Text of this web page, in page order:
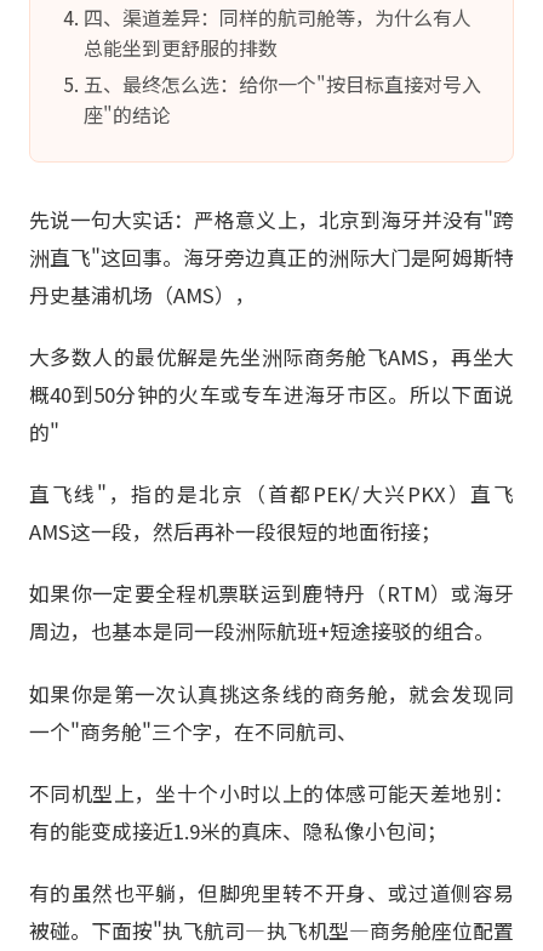
四、渠道差异：同样的航司舱等，为什么有人
总能坐到更舒服的排数
五、最终怎么选：给你一个"按目标直接对号入
座"的结论
先说一句大实话：严格意义上，北京到海牙并没有"跨
洲直飞"这回事。海牙旁边真正的洲际大门是阿姆斯特
丹史基浦机场（AMS），
大多数人的最优解是先坐洲际商务舱飞AMS，再坐大
概40到50分钟的火车或专车进海牙市区。所以下面说
的"
直飞线"，指的是北京（首都PEK/大兴PKX）直飞
AMS这一段，然后再补一段很短的地面衔接；
如果你一定要全程机票联运到鹿特丹（RTM）或海牙
周边，也基本是同一段洲际航班+短途接驳的组合。
如果你是第一次认真挑这条线的商务舱，就会发现同
一个"商务舱"三个字，在不同航司、
不同机型上，坐十个小时以上的体感可能天差地别：
有的能变成接近1.9米的真床、隐私像小包间；
有的虽然也平躺，但脚兜里转不开身、或过道侧容易
被碰。下面按"执飞航司—执飞机型—商务舱座位配置